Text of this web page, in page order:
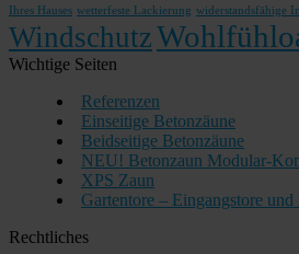
Ihres Hauses wetterfeste Lackierung widerstandsfähige
Windschutz
Wichtige Seiten
Referenzen
Einseitige Betonzäune
Beidseitige Betonzäune
NEU! Betonzaun Modular-
XPS Zaun
Gartentore – Eingangstore und
Rechtliches